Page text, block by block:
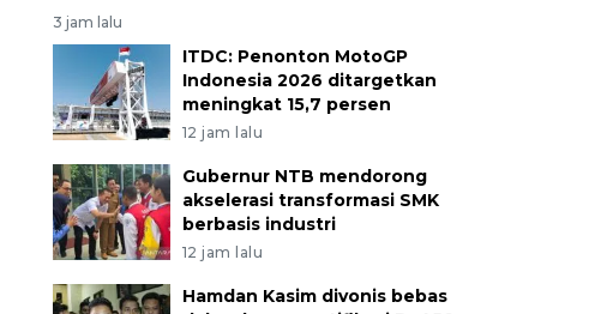
3 jam lalu
ITDC: Penonton MotoGP
Indonesia 2026 ditargetkan
meningkat 15,7 persen
12 jam lalu
Gubernur NTB mendorong
akselerasi transformasi SMK
berbasis industri
12 jam lalu
Hamdan Kasim divonis bebas